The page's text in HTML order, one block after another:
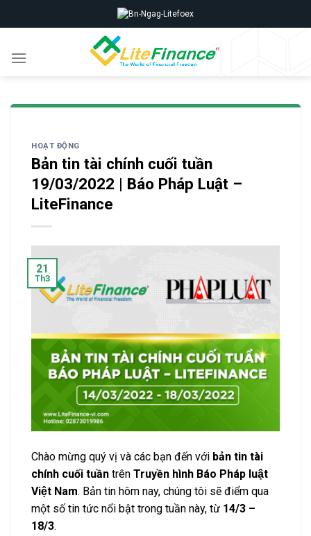
to
HOẠT ĐỘNG
Bản tin tài chính cuối tuần
19/03/2022 | Báo Pháp Luật –
LiteFinance
21
Th3
Chào mừng quý vị và các bạn đến với bản tin tài
chính cuối tuần trên Truyền hình Báo Pháp luật
Việt Nam. Bản tin hôm nay, chúng tôi sẽ điểm qua
một số tin tức nổi bật trong tuần này, từ 14/3 –
18/3.